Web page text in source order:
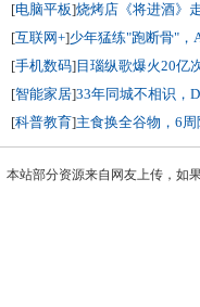
[电脑平板]烧烤店《将进酒》
[互联网+]少年猛练"跑断骨"，
[手机数码]目瑙纵歌爆火20亿
[智能家居]33年同城不相识，
[科普教育]主食换全谷物，6
本站部分资源来自网友上传，如